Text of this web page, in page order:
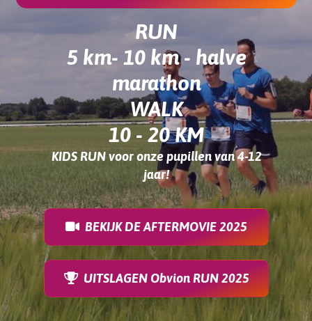
RUN
5 km- 10 km - halve
marathon
WALK
10 - 20 KM
KIDS RUN voor onze pupillen van 4-12
jaar!
BEKIJK DE AFTERMOVIE 2025
UITSLAGEN Obvion RUN 2025